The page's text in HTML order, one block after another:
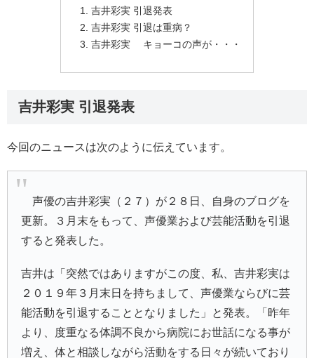
吉井彩実 引退発表
吉井彩実 引退は重病？
吉井彩実 キョーコの声が・・・
吉井彩実 引退発表
今回のニュースは次のように伝えています。
声優の吉井彩実 （２７）が２８日、自身のブログを
更新。３月末をもって、声優業および芸能活動を引退
すると発表した。
吉井は「突然ではありますがこの度、私、吉井彩実は
２０１９年３月末日を持ちまして、声優業ならびに芸
能活動を引退することとなりました」と発表。「昨年
より、度重なる体調不良から病院にお世話になる事が
増え、体と相談しながら活動をする日々が続いており